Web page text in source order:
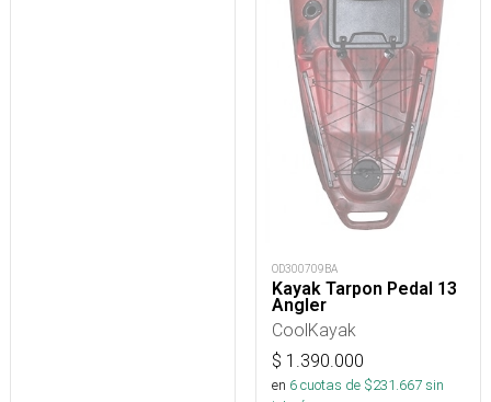
OD300709BA
Kayak Tarpon Pedal 13
Angler
CoolKayak
$ 1.390.000
en 6cuotas de $231.667sin